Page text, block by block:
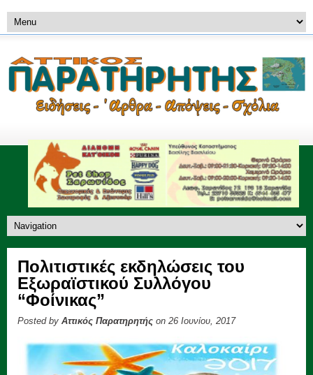
Πολιτιστικές εκδηλώσεις του
Εξωραϊστικού Συλλόγου
“Φοίνικας”
Posted by Αττικός Παρατηρητής on 26 Ιουνίου, 2017